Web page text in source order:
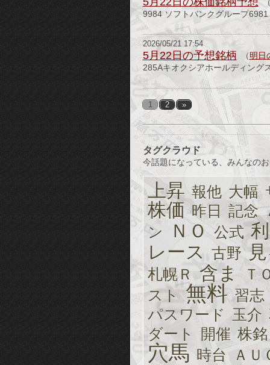
9984 ソフトバンクグループ
2026/05/21 17:54
5月22日の予想銘柄 （明日
285Aキオクシアホールディング
1 2 »
タグクラウド
今話題になっている、みんなの
上昇 報他 大幅
株価 昨日 記念
ン
ＮＯ 公式
レース 古野
札幌Ｒ 含ま
Ｔ
スト 無料 習志
パスワード
玉介
ダート 開催 株銘
穴馬 時台 ＡＵ